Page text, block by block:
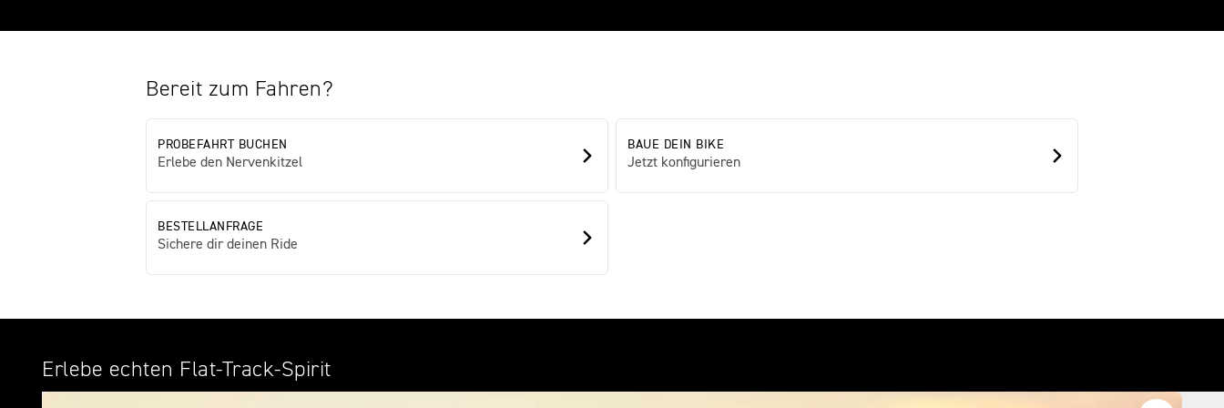
Bereit zum Fahren?
PROBEFAHRT BUCHEN
Erlebe den Nervenkitzel
BAUE DEIN BIKE
Jetzt konfigurieren
BESTELLANFRAGE
Sichere dir deinen Ride
Erlebe echten Flat-Track-Spirit